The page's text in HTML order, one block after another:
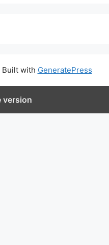
Built with GeneratePress
version